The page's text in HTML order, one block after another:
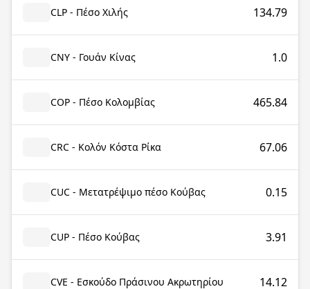
CLP - Πέσο Χιλής 134.79
CNY - Γουάν Κίνας 1.0
COP - Πέσο Κολομβίας 465.84
CRC - Κολόν Κόστα Ρίκα 67.06
CUC - Μετατρέψιμο πέσο Κούβας 0.15
CUP - Πέσο Κούβας 3.91
CVE - Εσκούδο Πράσινου Ακρωτηρίου 14.12